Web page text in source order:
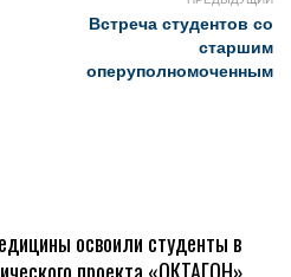
Встреча студентов со
старшим
оперуполномоченным
освоили студенты в